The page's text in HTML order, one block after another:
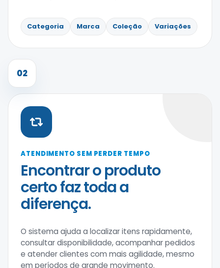
Categoria Marca Coleção Variações
02
ATENDIMENTO SEM PERDER TEMPO
Encontrar o produto
certo faz toda a
diferença.
O sistema ajuda a localizar itens rapidamente,
consultar disponibilidade, acompanhar pedidos
e atender clientes com mais agilidade, mesmo
em períodos de grande movimento.